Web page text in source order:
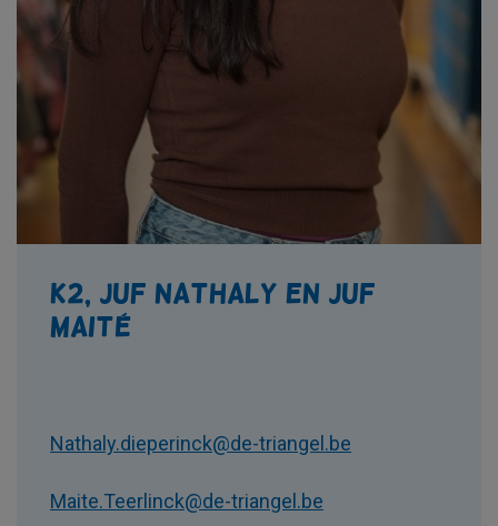
K2, juf Nathaly en juf
Maité
Nathaly.dieperinck@de-triangel.be
Maite.Teerlinck@de-triangel.be